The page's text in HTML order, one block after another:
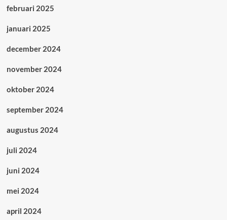
februari 2025
januari 2025
december 2024
november 2024
oktober 2024
september 2024
augustus 2024
juli 2024
juni 2024
mei 2024
april 2024